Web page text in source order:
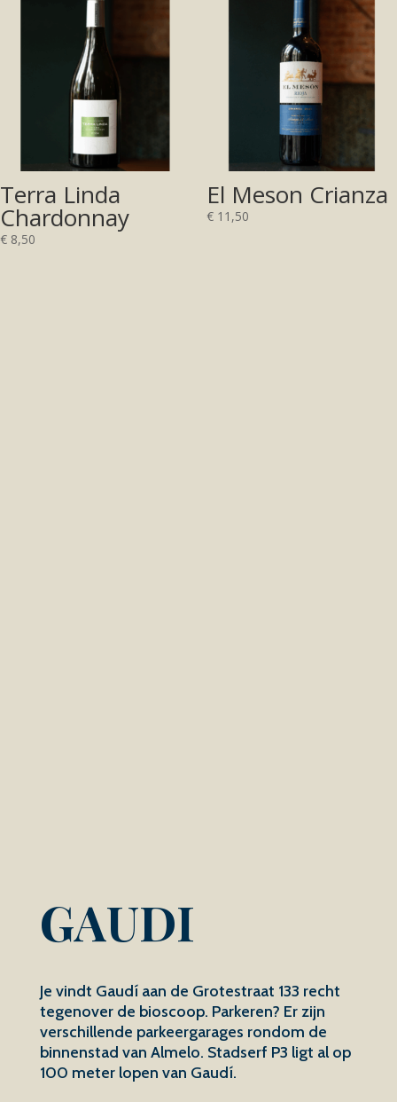
Terra Linda
Chardonnay
€ 8,50
El Meson Crianza
€11,50
GAUDI
Je vindt Gaudí aan de Grotestraat 133 recht
tegenover de bioscoop. Parkeren? Er zijn
verschillende parkeergarages rondom de
binnenstad van Almelo. Stadserf P3 ligt al op
100 meter lopen van Gaudí.